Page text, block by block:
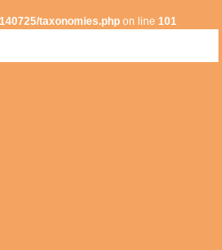
taxonomies.php on line101